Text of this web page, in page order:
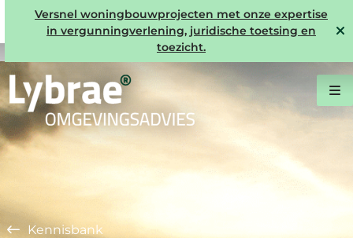
Versnel woningbouwprojecten met onze expertise
in vergunningverlening, juridische toetsing en
toezicht.
Kennisbank